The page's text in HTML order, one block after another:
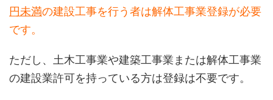
円未満の建設工事を行う者は解体工事業登録が必要
です。
ただし、土木工事業や建築工事業または解体工事業
の建設業許可を持っている方は登録は不要です。